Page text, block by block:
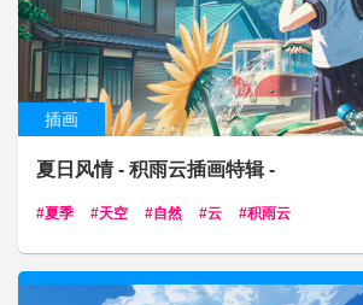
插画
夏日风情 - 积雨云插画特辑 -
夏季 天空 自然 云 积雨云